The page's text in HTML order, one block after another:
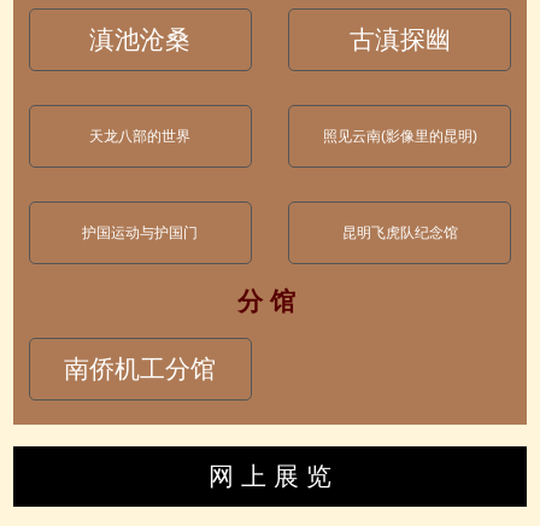
滇池沧桑 古滇探幽
天龙八部的世界 照见云南(影像里的昆明)
护国运动与护国门 昆明飞虎队纪念馆
分 馆
南侨机工分馆
网 上 展 览